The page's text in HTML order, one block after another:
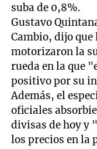
suba de 0,8%.
Gustavo
Cambio, dijo
motorizaron la
rueda en la que
positivo por su
Además, el
oficiales
divisas de hoy y
los precios en la